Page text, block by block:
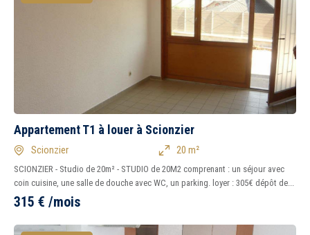
Tous
Peu importe
Immédiatement
Appartement T1 à louer à Scionzier
Scionzier 20 m²
SCIONZIER - Studio de 20m² - STUDIO de 20M2 comprenant : un séjour avec
coin cuisine, une salle de douche avec WC, un parking. loyer : 305€ dépôt de...
315 € /mois